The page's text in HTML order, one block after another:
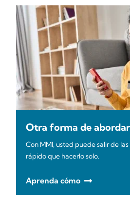
Otra forma de
Con MMI, usted puede salir de
rápido que hacerlo solo.
Aprenda cómo